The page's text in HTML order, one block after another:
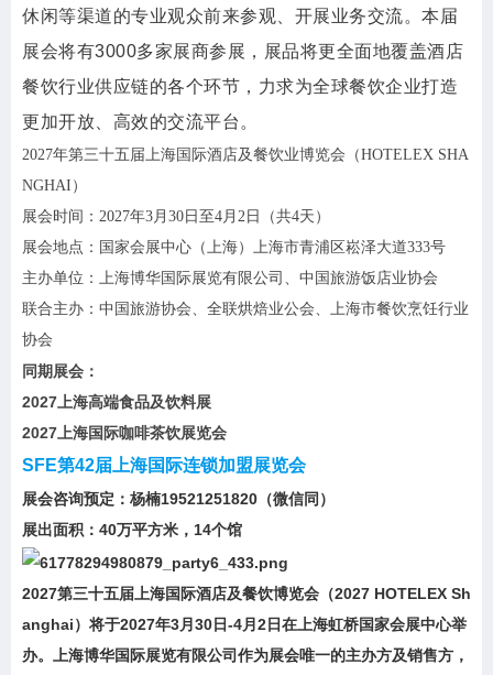
休闲等渠道的专业观众前来参观、开展业务交流。本届
展会将有3000多家展商参展，展品将更全面地覆盖酒店
餐饮行业供应链的各个环节，力求为全球餐饮企业打造
更加开放、高效的交流平台。
2027年第三十五届上海国际酒店及餐饮业博览会（HOTELEX SHA
NGHAI）
展会时间：2027年3月30日至4月2日（共4天）
展会地点：国家会展中心（上海）上海市青浦区崧泽大道333号
主办单位：上海博华国际展览有限公司、中国旅游饭店业协会
联合主办：中国旅游协会、全联烘焙业公会、上海市餐饮烹饪行业
协会
同期展会：
2027上海高端食品及饮料展
2027上海国际咖啡茶饮展览会
SFE第42届上海国际连锁加盟展览会
展会咨询预定：杨楠19521251820（微信同）
展出面积：40万平方米，14个馆
2027第三十五届上海国际酒店及餐饮博览会（2027 HOTELEX Sh
anghai）将于2027年3月30日-4月2日在上海虹桥国家会展中心举
办。上海博华国际展览有限公司作为展会唯一的主办方及销售方，